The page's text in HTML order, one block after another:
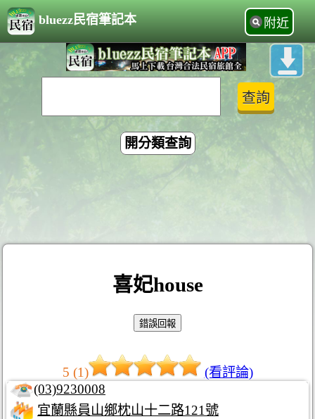
bluezz民宿筆記本 附近
開分類查詢
喜妃house
5 (1)
(看評論)
(03)9230008
宜蘭縣員山鄉枕山十二路121號